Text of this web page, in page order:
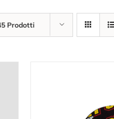
Prodotti